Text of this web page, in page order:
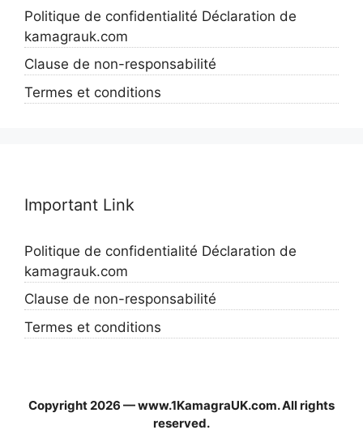
Politique de confidentialité Déclaration de
kamagrauk.com
Clause de non-responsabilité
Termes et conditions
Important Link
Politique de confidentialité Déclaration de
kamagrauk.com
Clause de non-responsabilité
Termes et conditions
Copyright 2026 — www.1KamagraUK.com. All rights
reserved.